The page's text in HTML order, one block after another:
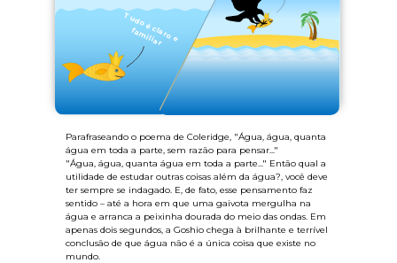
Parafraseando o poema de Coleridge, "Água, água, quanta
água em toda a parte, sem razão para pensar..."
"Água, água, quanta água em toda a parte..." Então qual a
utilidade de estudar outras coisas além da água?, você deve
ter sempre se indagado. E, de fato, esse pensamento faz
sentido – até a hora em que uma gaivota mergulha na
água e arranca a peixinha dourada do meio das ondas. Em
apenas dois segundos, a Goshio chega à brilhante e terrível
conclusão de que água não é a única coisa que existe no
mundo.
T
u
d
o
é
c
la
ro
e
fa
m
ilia
r